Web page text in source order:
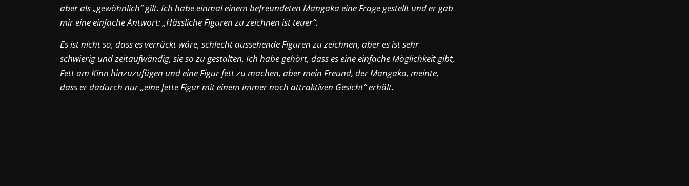
aber als „gewöhnlich“ gilt. Ich habe einmal einem befreundeten Mangaka eine Frage gestellt und er gab
mir eine einfache Antwort: „Hässliche Figuren zu zeichnen ist teuer“.
Es ist nicht so, dass es verrückt wäre, schlecht aussehende Figuren zu zeichnen, aber es ist sehr
schwierig und zeitaufwändig, sie so zu gestalten. Ich habe gehört, dass es eine einfache Möglichkeit gibt,
Fett am Kinn hinzuzufügen und eine Figur fett zu machen, aber mein Freund, der Mangaka, meinte,
dass er dadurch nur „eine fette Figur mit einem immer noch attraktiven Gesicht“ erhält.